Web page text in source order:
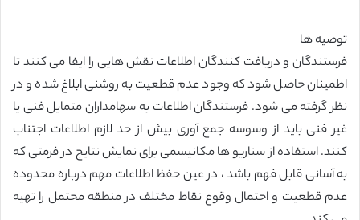
توصیه ها
فرستندگان و دریافت کنندگان اطلاعات نقش هایی را ایفا می کنند تا
اطمینان حاصل شود که وجود عدم قطعیت به روشنی ابلاغ شده و در
نظر گرفته می شود. فرستندگان اطلاعات به سهامداران متمایل فنی یا
غیر فنی باید از وسوسه جمع آوری بیش از حد لازم اطلاعات اجتناب
کنند. استفاده از سناریو ها مکانیسمی برای نمایش نتایج در فرمتی که
به آسانی قابل فهم باشد ، در عین حفظ اطلاعات مهم درباره محدوده
عدم قطعیت و احتمال وقوع نقاط مختلف در منطقه محتمل را تهیه